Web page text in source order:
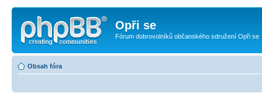
Opři se
Fórum dobrovolníků občanského sdružení Opři se
Obsah fóra